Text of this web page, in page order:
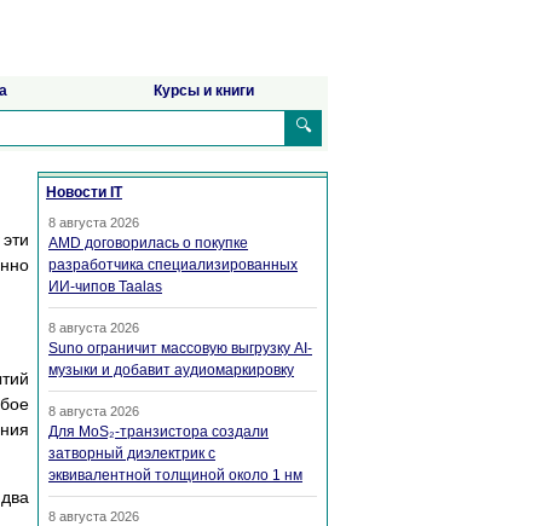
Курсы и книги
🔍
Новости IT
8 августа 2026
AMD договорилась о покупке
разработчика специализированных
ИИ-чипов Taalas
8 августа 2026
Suno ограничит массовую выгрузку AI-
музыки и добавит аудиомаркировку
8 августа 2026
Для MoS₂-транзистора создали
затворный диэлектрик с
эквивалентной толщиной около 1 нм
8 августа 2026